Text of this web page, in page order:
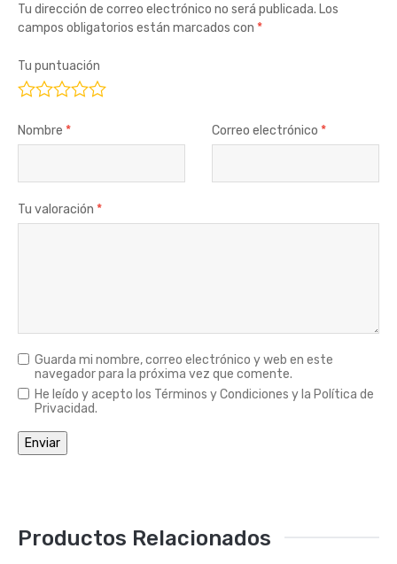
Tu dirección de correo electrónico no será publicada. Los
campos obligatorios están marcados con *
Tu puntuación
Tu valoración *
Nombre * Correo electrónico *
Guarda mi nombre, correo electrónico y web en este
navegador para la próxima vez que comente.
He leído y acepto los Términos y Condiciones y la Política de
Privacidad.
Productos Relacionados